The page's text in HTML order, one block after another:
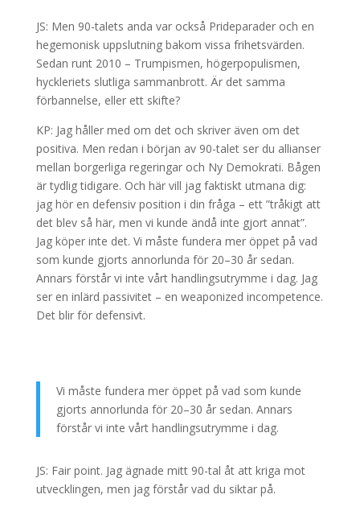
JS: Men 90-talets anda var också Prideparader och en
hegemonisk uppslutning bakom vissa frihetsvärden.
Sedan runt 2010 – Trumpismen, högerpopulismen,
hyckleriets slutliga sammanbrott. Är det samma
förbannelse, eller ett skifte?
KP: Jag håller med om det och skriver även om det
positiva. Men redan i början av 90-talet ser du allianser
mellan borgerliga regeringar och Ny Demokrati. Bågen
är tydlig tidigare. Och här vill jag faktiskt utmana dig:
jag hör en defensiv position i din fråga – ett ”tråkigt att
det blev så här, men vi kunde ändå inte gjort annat”.
Jag köper inte det. Vi måste fundera mer öppet på vad
som kunde gjorts annorlunda för 20–30 år sedan.
Annars förstår vi inte vårt handlingsutrymme i dag. Jag
ser en inlärd passivitet – en weaponized incompetence.
Det blir för defensivt.
Vi måste fundera mer öppet på vad som kunde
gjorts annorlunda för 20–30 år sedan. Annars
förstår vi inte vårt handlingsutrymme i dag.
JS: Fair point. Jag ägnade mitt 90-tal åt att kriga mot
utvecklingen, men jag förstår vad du siktar på.